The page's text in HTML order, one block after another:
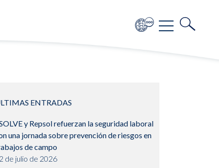
ENTRADAS
y Repsol refuerzan la seguridad laboral
una jornada sobre prevención de riesgos en
de campo
de julio de 2026